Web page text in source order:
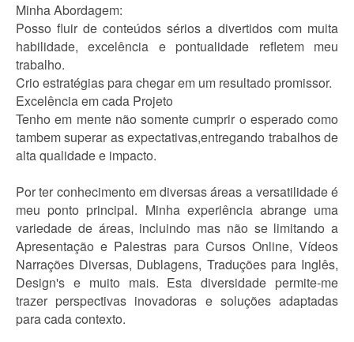
Minha Abordagem:
Posso fluir de conteúdos sérios a divertidos com muita
habilidade, excelência e pontualidade refletem meu
trabalho.
Crio estratégias para chegar em um resultado promissor.
Excelência em cada Projeto
Tenho em mente não somente cumprir o esperado como
tambem superar as expectativas,entregando trabalhos de
alta qualidade e impacto.
Por ter conhecimento em diversas áreas a versatilidade é
meu ponto principal. Minha experiência abrange uma
variedade de áreas, incluindo mas não se limitando a
Apresentação e Palestras para Cursos Online, Vídeos
Narrações Diversas, Dublagens, Traduções para Inglês,
Design's e muito mais. Esta diversidade permite-me
trazer perspectivas inovadoras e soluções adaptadas
para cada contexto.